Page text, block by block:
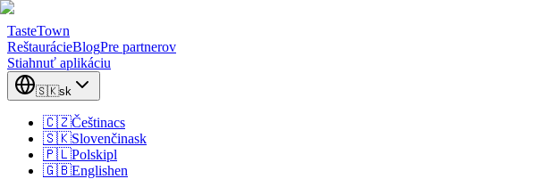
TasteTown
ReštaurácieBlogPre partnerov
Stiahnuť aplikáciu
🇸🇰sk
🇨🇿Češtinacs
🇸🇰Slovenčinask
🇵🇱Polskipl
🇬🇧Englishen